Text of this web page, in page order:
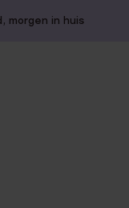
morgen in huis